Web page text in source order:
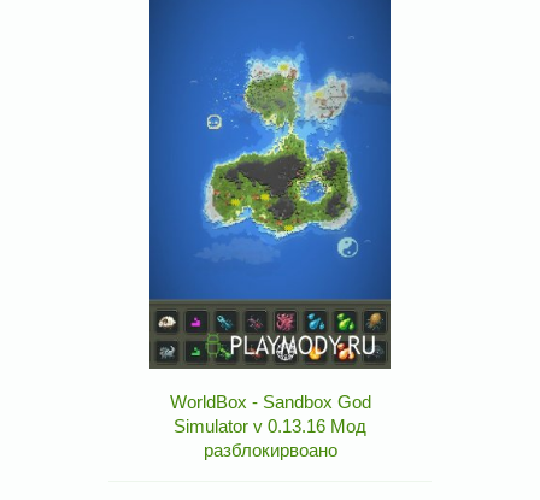
WorldBox - Sandbox God
Simulator v 0.13.16 Мод
разблокирвоано